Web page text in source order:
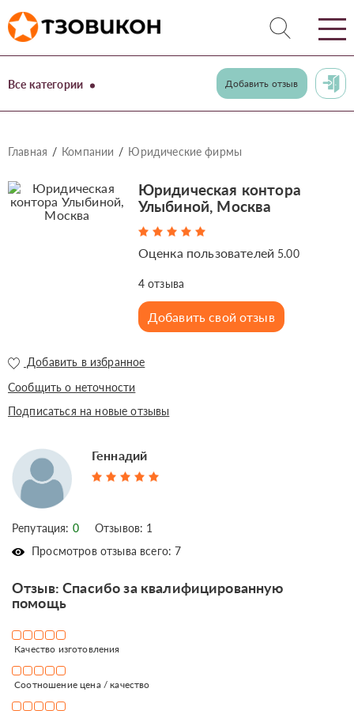
Все категории Добавить отзыв
Главная Компании Юридические фирмы
Юридическая контора
Улыбиной, Москва
Оценка пользователей 5.00
4отзыва
Добавить свой отзыв
Добавить в избранное
Сообщить о неточности
Подписаться на новые отзывы
Геннадий
Репутация: 0
Отзывов: 1
Просмотров отзыва всего: 7
Отзыв: Спасибо за квалифицированную
помощь
Качество изготовления
Соотношение цена / качество